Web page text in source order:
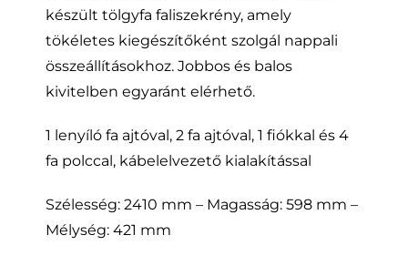
készült tölgyfa faliszekrény, amely
tökéletes kiegészítőként szolgál nappali
összeállításokhoz. Jobbos és balos
kivitelben egyaránt elérhető.
1 lenyíló fa ajtóval, 2 fa ajtóval, 1 fiókkal és 4
fa polccal, kábelelvezető kialakítással
Szélesség: 2410 mm – Magasság: 598 mm –
Mélység: 421 mm